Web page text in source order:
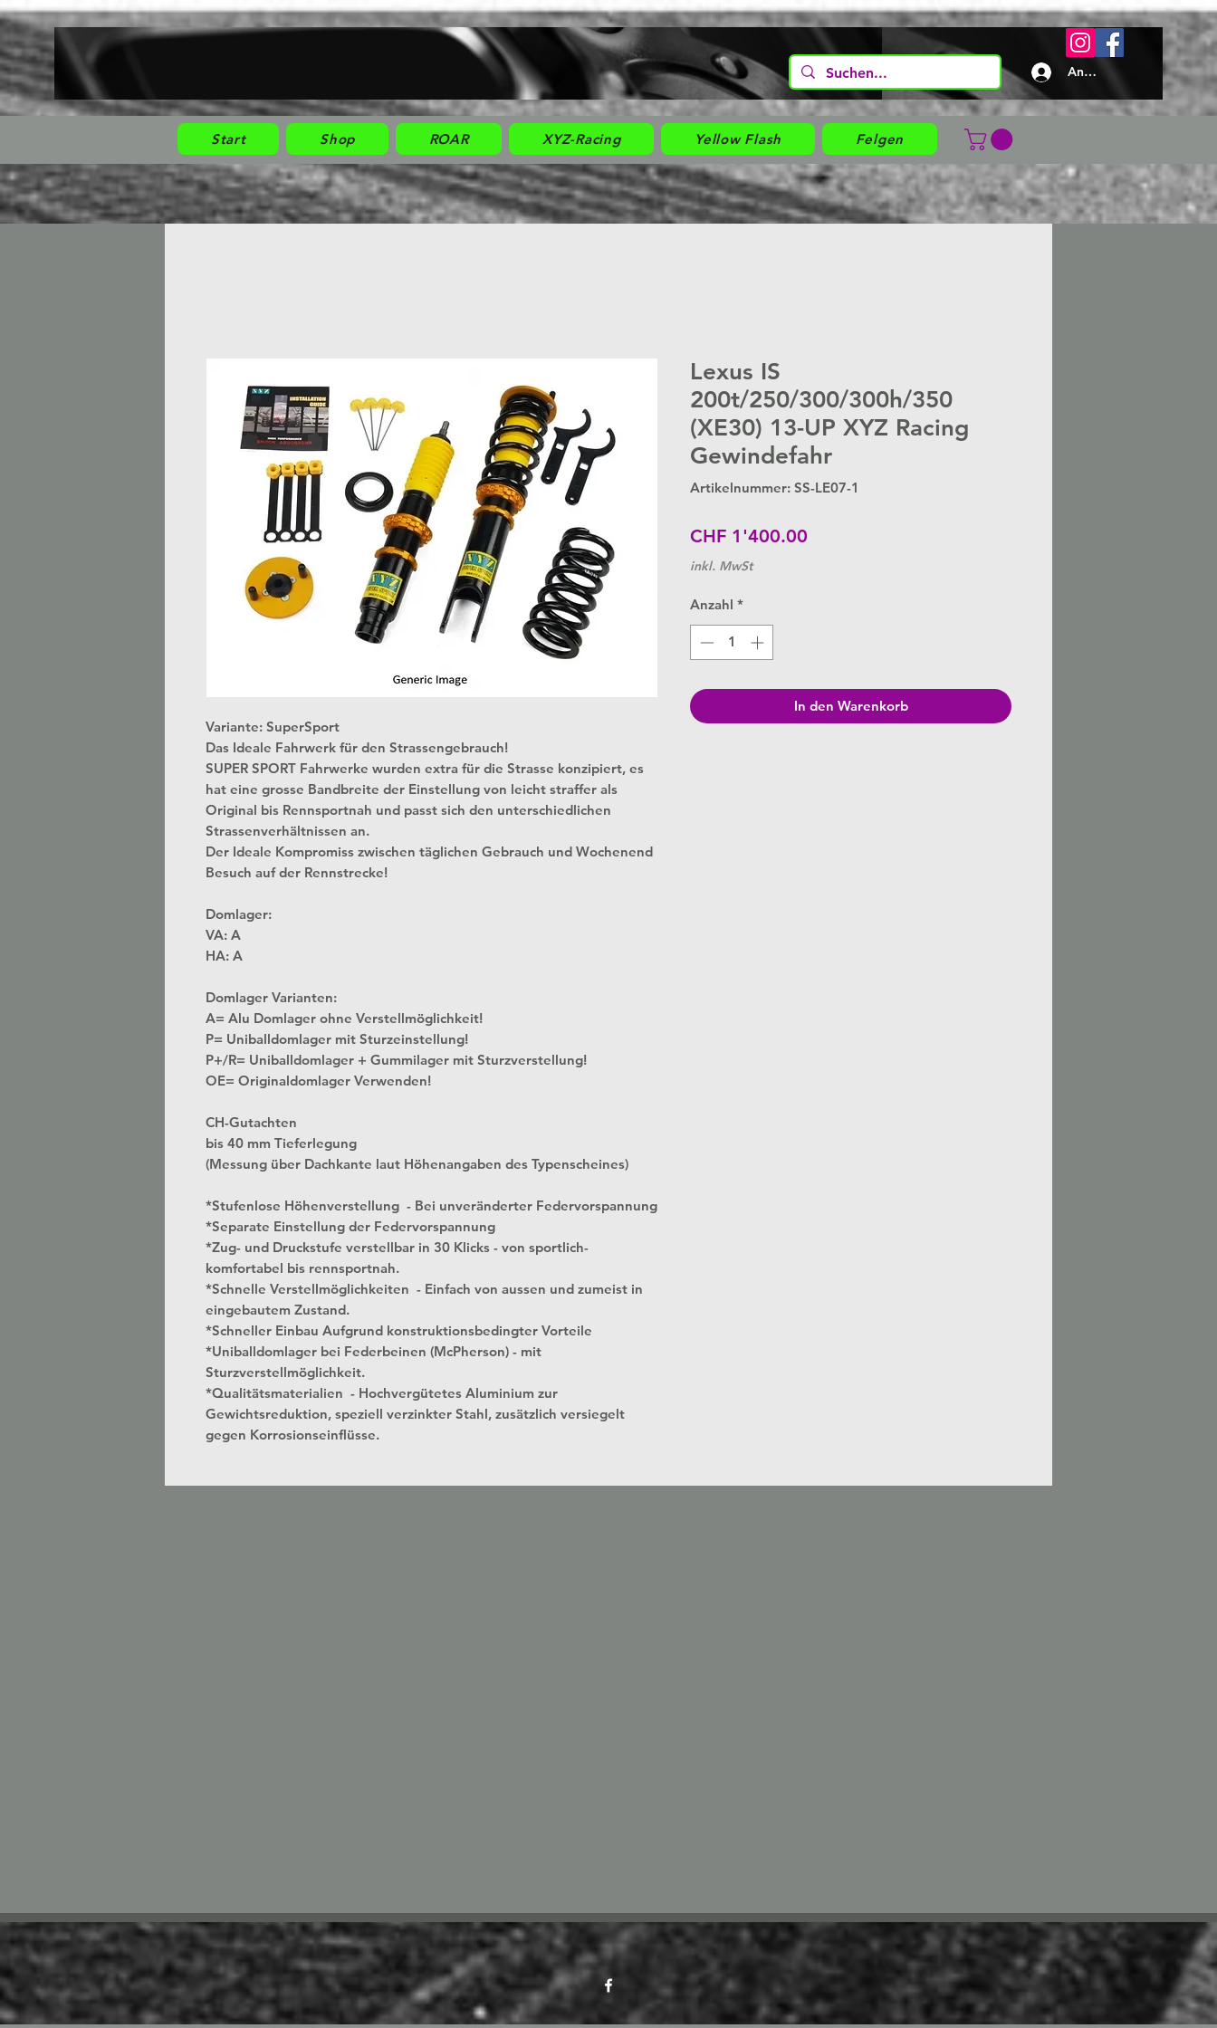
Anmelden
Start Shop ROAR XYZ-Racing Yellow Flash Felgen
Variante: SuperSport
Das Ideale Fahrwerk für den Strassengebrauch!
SUPER SPORT Fahrwerke wurden extra für die Strasse konzipiert, es
hat eine grosse Bandbreite der Einstellung von leicht straffer als
Original bis Rennsportnah und passt sich den unterschiedlichen
Strassenverhältnissen an.
Der Ideale Kompromiss zwischen täglichen Gebrauch und Wochenend
Besuch auf der Rennstrecke!
Domlager:
VA: A
HA: A
Domlager Varianten:
A= Alu Domlager ohne Verstellmöglichkeit!
P= Uniballdomlager mit Sturzeinstellung!
P+/R= Uniballdomlager + Gummilager mit Sturzverstellung!
OE= Originaldomlager Verwenden!
CH-Gutachten
bis 40 mm Tieferlegung
(Messung über Dachkante laut Höhenangaben des Typenscheines)
*Stufenlose Höhenverstellung - Bei unveränderter Federvorspannung
*Separate Einstellung der Federvorspannung
*Zug- und Druckstufe verstellbar in 30 Klicks - von sportlich-
komfortabel bis rennsportnah.
*Schnelle Verstellmöglichkeiten - Einfach von aussen und zumeist in
eingebautem Zustand.
*Schneller Einbau Aufgrund konstruktionsbedingter Vorteile
*Uniballdomlager bei Federbeinen (McPherson) - mit
Sturzverstellmöglichkeit.
*Qualitätsmaterialien - Hochvergütetes Aluminium zur
Gewichtsreduktion, speziell verzinkter Stahl, zusätzlich versiegelt
gegen Korrosionseinflüsse.
Lexus IS
200t/250/300/300h/350
(XE30) 13-UP XYZ Racing
Gewindefahr
Artikelnummer: SS-LE07-1
CHF 1'400.00
inkl. MwSt
Anzahl *
In den Warenkorb